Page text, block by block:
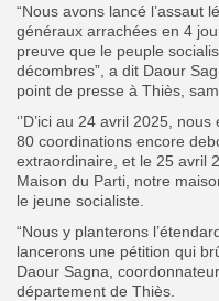
“Nous avons lancé l’assaut
généraux arrachées en 4
preuve que le peuple
décombres”, a dit Daour
point de presse à Thiès,
‘’D’ici au 24 avril 2025,
80 coordinations encore
extraordinaire, et le 25 avril
Maison du Parti, notre
le jeune socialiste.
“Nous y planterons
lancerons une pétition qui
Daour Sagna,
département de Thiès.